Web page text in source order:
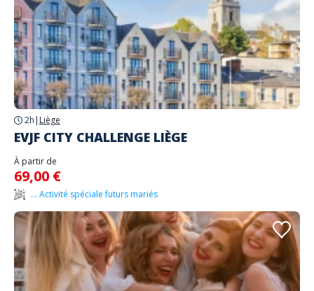
2h | Liège
EVJF CITY CHALLENGE LIÈGE
À partir de
69,00 €
... Activité spéciale futurs mariés